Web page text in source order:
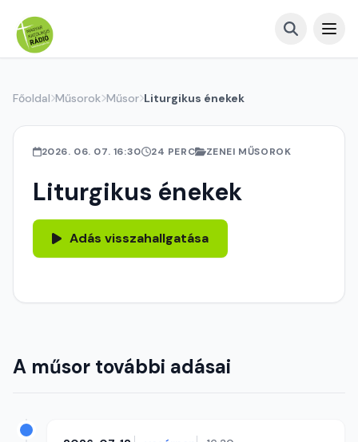
Főoldal Műsorok Műsor Liturgikus énekek
2026. 06. 07. 16:30 24 PERC ZENEI MŰSOROK
Liturgikus énekek
Adás visszahallgatása
A műsor további adásai